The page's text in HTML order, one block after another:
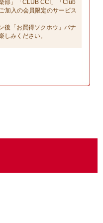
部」「CLUB CCI」「Club
加入の会員限定のサービス
後「お買得ソクホウ」バナ
しみください。